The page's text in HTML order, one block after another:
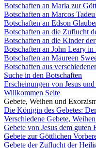
Botschaften an Maria zur
Botschaften an Marcos
Botschaften an Edson
Botschaften an die Zuflucht
Botschaften an die Kinder
Botschaften an John Leary
Botschaften an Maureen
Botschaften aus
Suche in den Botschaften
Erscheinungen von Jesus
Willkommen Seite
Gebete, Weihen und
Die Königin des Gebetes:
Verschiedene Gebete,
Gebete von Jesus dem guten
Gebete zur Göttlichen
Gebete der Zuflucht der